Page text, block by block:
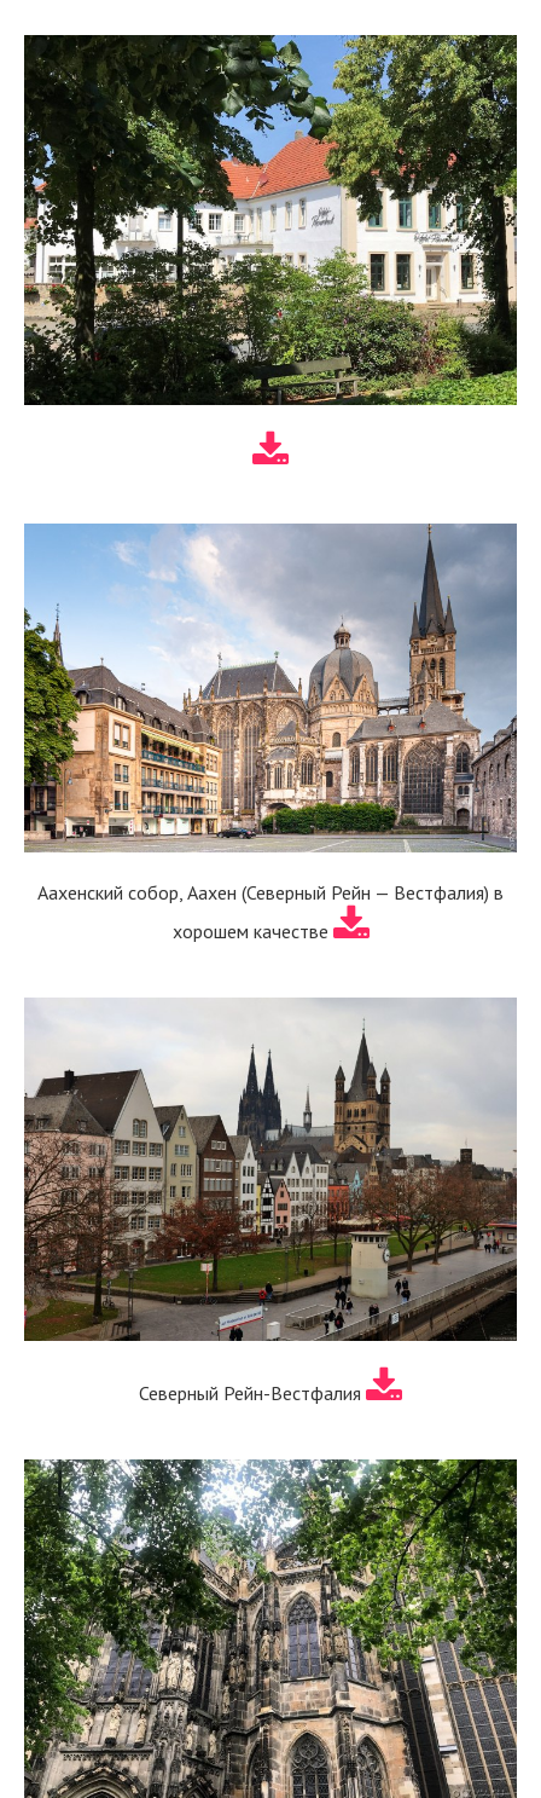
Аахенский собор, Аахен (Северный Рейн — Вестфалия) в
хорошем качестве
Северный Рейн-Вестфалия